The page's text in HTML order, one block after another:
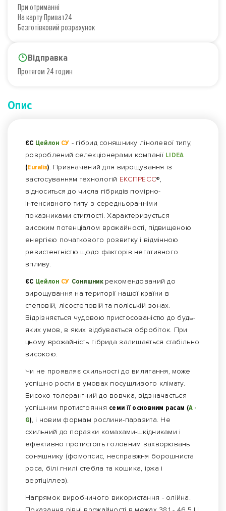
При отриманні
На карту Приват24
Безготівковий розрахунок
Відправка
Протягом 24 годин
Опис
ЄС Цейлон СУ - гібрид соняшнику лінолевої типу,
розроблений селекціонерами компанії LIDEA
(Euralis). Призначений для вирощування із
застосуванням технологій ЕКСПРЕСС®,
відноситься до числа гібридів помірно-
інтенсивного типу з середньоранніми
показниками стиглості. Характеризується
високим потенціалом врожайності, підвищеною
енергією початкового розвитку і відмінною
резистентністю щодо факторів негативного
впливу.
ЄС Цейлон СУ Соняшник рекомендований до
вирощування на території нашої країни в
степовій, лісостеповій та поліській зонах.
Відрізняється чудовою пристосованістю до будь-
яких умов, в яких відбувається обробіток. При
цьому врожайність гібрида залишається стабільно
високою.
Чи не проявляє схильності до вилягання, може
успішно рости в умовах посушливого клімату.
Високо толерантний до вовчка, відзначається
успішним протистояння семи її основним расам (А -
G), і новим формам рослини-паразита. Не
схильний до поразки комахами-шкідниками і
ефективно протистоїть головним захворювань
соняшнику (фомопсис, несправжня борошниста
роса, білі гнилі стебла та кошика, іржа і
вертіціллез).
Напрямок виробничого використання - олійна.